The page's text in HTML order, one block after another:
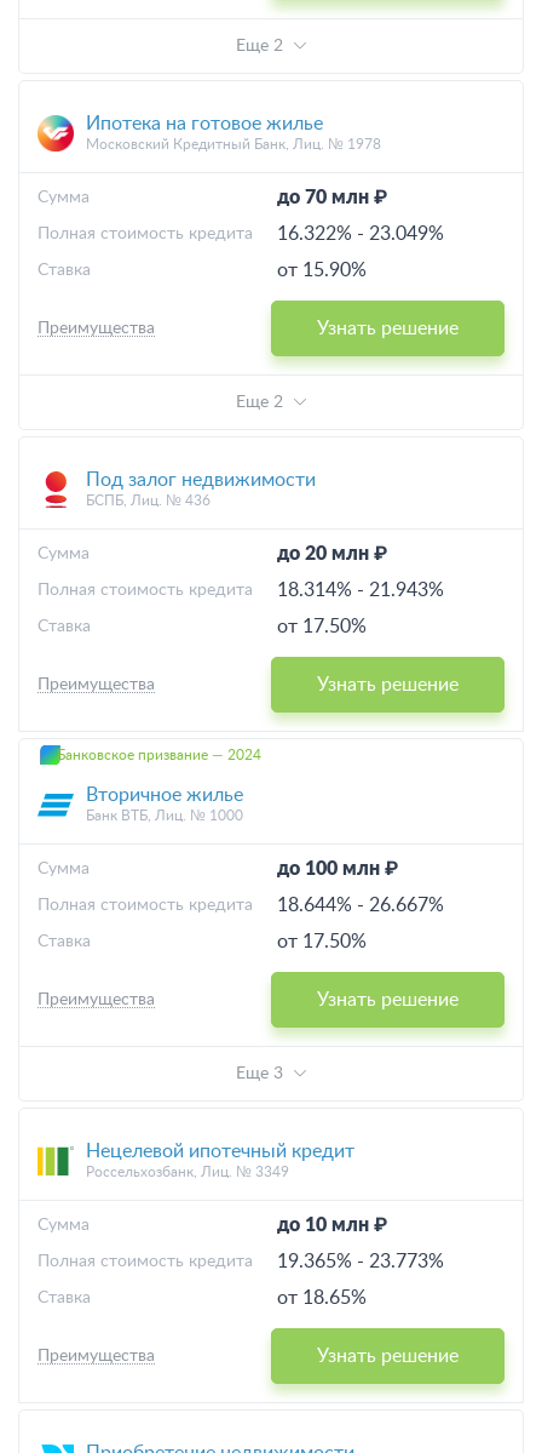
Еще 2
Ипотека на готовое жилье
Московский Кредитный Банк, Лиц. № 1978
до 70 млн ₽
Cумма
16.322% - 23.049%
Полная стоимость кредита
от 15.90%
Ставка
Узнать решение
Преимущества
Еще 2
Под залог недвижимости
БСПБ, Лиц. № 436
до 20 млн ₽
Cумма
18.314% - 21.943%
Полная стоимость кредита
от 17.50%
Ставка
Узнать решение
Преимущества
Банковское призвание — 2024
Вторичное жилье
Банк ВТБ, Лиц. № 1000
до 100 млн ₽
Cумма
18.644% - 26.667%
Полная стоимость кредита
от 17.50%
Ставка
Узнать решение
Преимущества
Еще 3
Нецелевой ипотечный кредит
Россельхозбанк, Лиц. № 3349
до 10 млн ₽
Cумма
19.365% - 23.773%
Полная стоимость кредита
от 18.65%
Ставка
Узнать решение
Преимущества